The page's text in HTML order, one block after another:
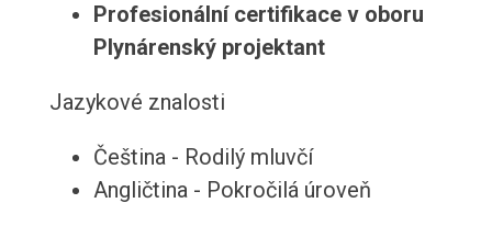
Profesionální certifikace v oboru
Plynárenský projektant
Jazykové znalosti
Čeština - Rodilý mluvčí
Angličtina - Pokročilá úroveň